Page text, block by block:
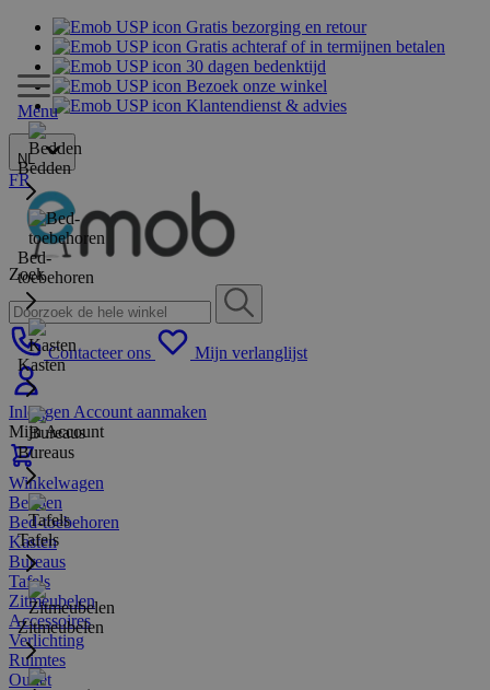
Gratis bezorging en retour
Gratis achteraf of in termijnen betalen
30 dagen bedenktijd
Bezoek onze winkel
Klantendienst & advies
NL
FR
Zoek
Contacteer ons Mijn verlanglijst
Inloggen Account aanmaken
Mijn Account
Winkelwagen
Menu
Bedden
Bed-
toebehoren
Kasten
Bureaus
Tafels
Zitmeubelen
Bedden
Bed-toebehoren
Kasten
Bureaus
Tafels
Zitmeubelen
Accessoires
Verlichting
Ruimtes
Outlet